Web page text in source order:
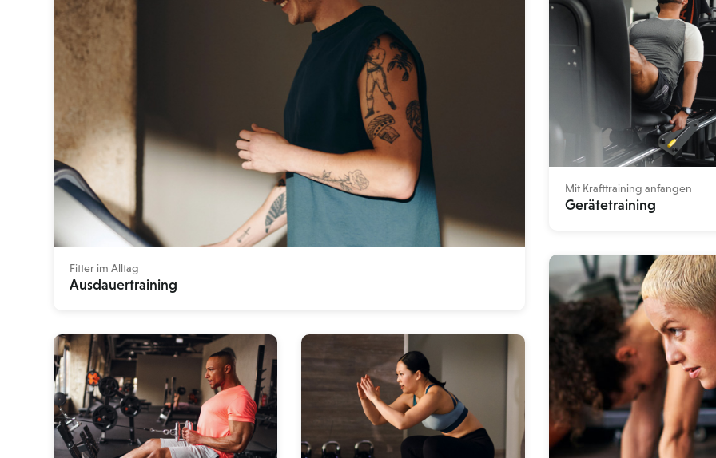
Fitter im Alltag
Ausdauertraining
Mit Krafttraining anfangen
Gerätetraining